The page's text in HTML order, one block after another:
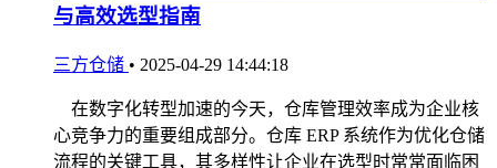
与高效选型指南
三方仓储 • 2025-04-29 14:44:18
在数字化转型加速的今天，仓库管理效率成为企业核
心竞争力的重要组成部分。仓库 ERP 系统作为优化仓储
流程的关键工具，其多样性让企业在选型时常常面临困